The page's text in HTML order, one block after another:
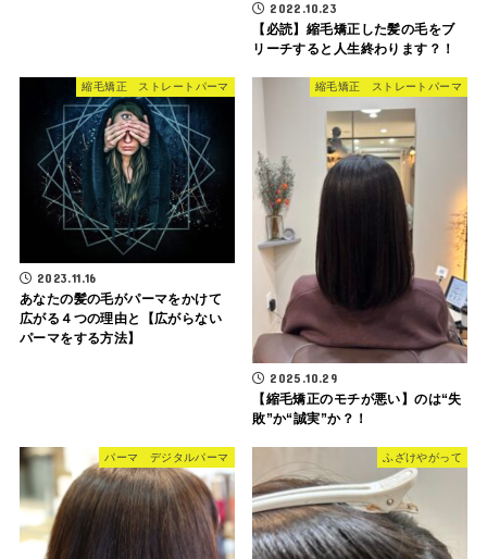
2022.10.23
【必読】縮毛矯正した髪の毛をブ
リーチすると人生終わります？！
縮毛矯正 ストレートパーマ
2023.11.16
あなたの髪の毛がパーマをかけて
広がる４つの理由と【広がらない
パーマをする方法】
縮毛矯正 ストレートパーマ
2025.10.29
【縮毛矯正のモチが悪い】のは“失
敗”か“誠実”か？！
パーマ デジタルパーマ ふざけやがって